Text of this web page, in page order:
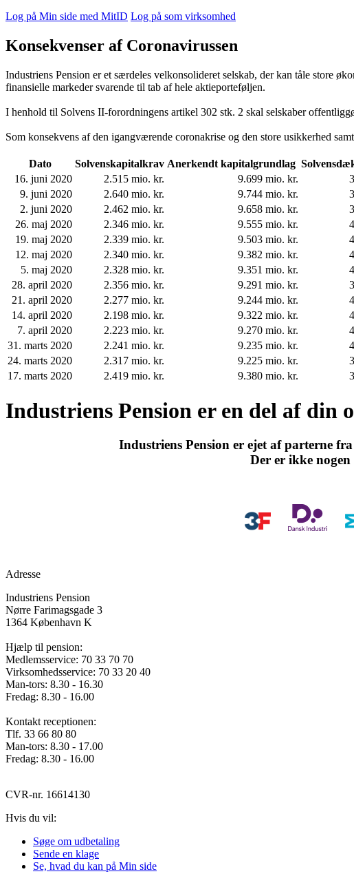
Log på Min side med MitID Log på som virksomhed
Konsekvenser af Coronavirussen
Industriens Pension er et særdeles velkonsolideret selskab, der kan tåle store
finansielle markeder svarende til tab af hele aktieporteføljen.
I henhold til Solvens II-forordningens artikel 302 stk. 2 skal selskaber
Som konsekvens af den igangværende coronakrise og den store usikkerhed
Dato Solvenskapitalkrav Anerkendt kapitalgrundlag
16. juni 2020
2.515 mio. kr. 9.699 mio. kr.
9. juni 2020
2.640 mio. kr. 9.744 mio. kr.
2. juni 2020
2.462 mio. kr. 9.658 mio. kr.
26. maj 2020
2.346 mio. kr. 9.555 mio. kr.
19. maj 2020
2.339 mio. kr. 9.503 mio. kr.
12. maj 2020
2.340 mio. kr. 9.382 mio. kr.
5. maj 2020
2.328 mio. kr. 9.351 mio. kr.
28. april 2020
2.356 mio. kr. 9.291 mio. kr.
21. april 2020
2.277 mio. kr. 9.244 mio. kr.
14. april 2020
2.198 mio. kr. 9.322 mio. kr.
7. april 2020
2.223 mio. kr. 9.270 mio. kr.
31. marts 2020
2.241 mio. kr. 9.235 mio. kr.
24. marts 2020
2.317 mio. kr. 9.225 mio. kr.
17. marts 2020
2.419 mio. kr. 9.380 mio. kr.
Industriens Pension er en del af din
Industriens Pension er ejet af parterne
Der er ikke
Adresse
Industriens Pension
Nørre Farimagsgade 3
1364 København K
Hjælp til pension:
Medlemsservice: 70 33 70 70
Virksomhedsservice: 70 33 20 40
Man-tors: 8.30 - 16.30
Fredag: 8.30 - 16.00
Kontakt receptionen:
Tlf. 33 66 80 80
Man-tors: 8.30 - 17.00
Fredag: 8.30 - 16.00
CVR-nr. 16614130
Hvis du vil:
Søge om udbetaling
Sende en klage
Se, hvad du kan på Min side